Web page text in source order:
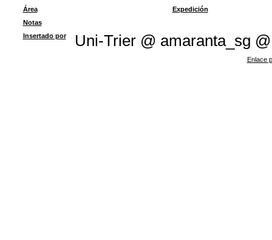
Área
Expedición
Notas
Insertado por
Uni-Trier @ amaranta_sg @
Enlace